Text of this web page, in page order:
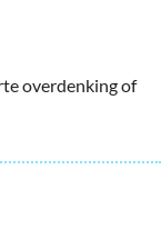
overdenking of